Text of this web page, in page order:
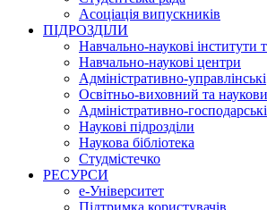
Асоціація випускників
ПІДРОЗДІЛИ
Навчально-наукові інститути
Навчально-наукові центри
Адміністративно-управлінські
Освітньо-виховний та
Адміністративно-господарські
Наукові підрозділи
Наукова бібліотека
Студмістечко
РЕСУРСИ
е-Університет
Підтримка користувачів